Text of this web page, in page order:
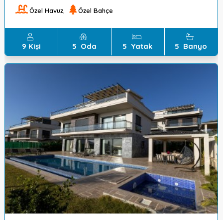
Özel Havuz Özel Bahçe
9 Kişi 5 Oda 5 Yatak 5 Banyo